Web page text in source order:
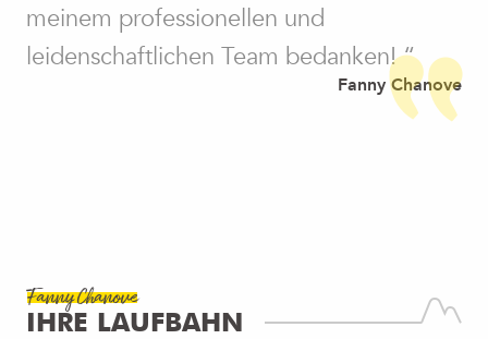
meinem professionellen und
leidenschaftlichen Team bedanken! “
Fanny Chanove
Fanny Chanove
IHRE LAUFBAHN